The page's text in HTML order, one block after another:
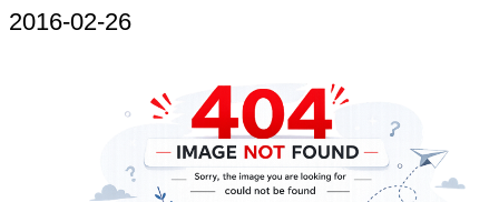
2016-02-26